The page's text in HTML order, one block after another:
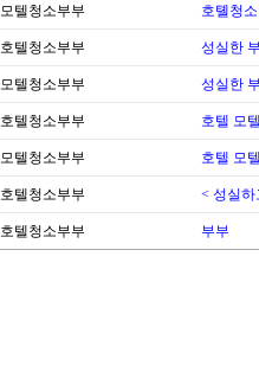
모텔청소부부 호톌청
호텔청소부부 성실한
모텔청소부부 성실한
호텔청소부부 호텔 모
모텔청소부부 호텔 모
호텔청소부부 < 성실
호텔청소부부 부부